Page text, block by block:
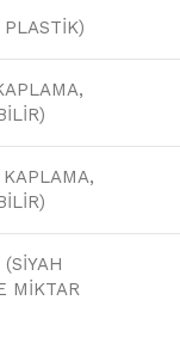
MİKTAR